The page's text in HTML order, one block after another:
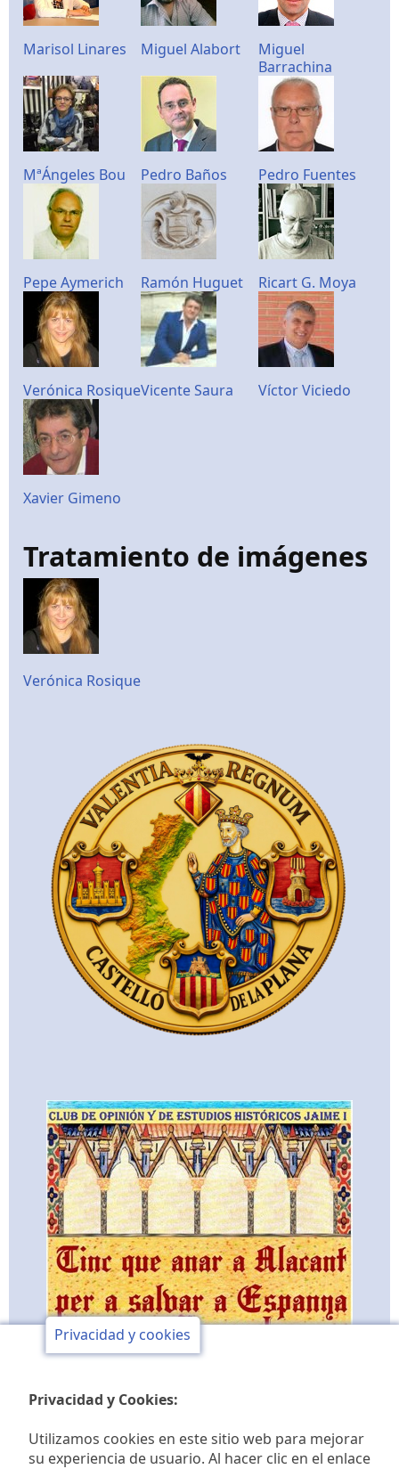
Marisol Linares Miguel Alabort
Miguel
Barrachina
MªÁngeles Bou Pedro Baños Pedro Fuentes
Pepe Aymerich Ramón Huguet Ricart G. Moya
Verónica RosiqueVicente Saura Víctor Viciedo
Xavier Gimeno
Tratamiento de imágenes
Verónica Rosique
Privacidad y cookies
Privacidad y Cookies:
Utilizamos cookies en este sitio web para mejorar
su experiencia de usuario. Al hacer clic en el enlace